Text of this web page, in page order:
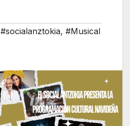
#socialanztokia, #Musical